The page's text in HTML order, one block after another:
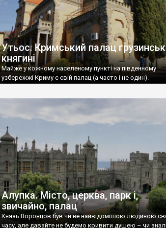
Утьос. Кримський палац
княгині
Майже у кожному населеному пункті на південному
узбережжі Криму є свій палац (а часто і не один).
Алупка. Місто, церква, парк і,
звичайно, палац
Князь Воронцов був чи не найвідомішою людиною
часу, але давайте не будемо кривити душею – чи